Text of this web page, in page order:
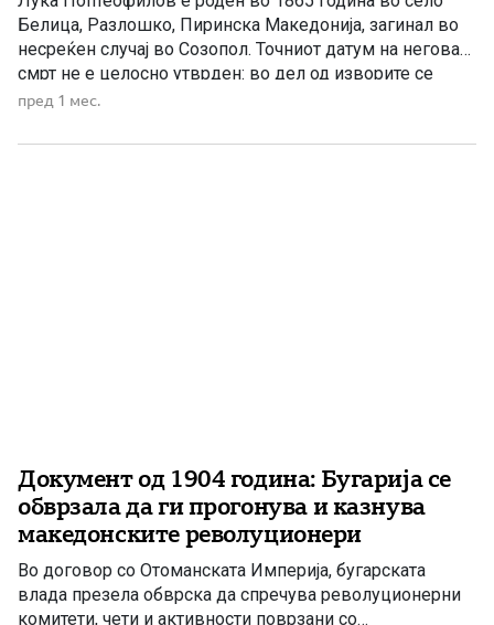
Белица, Разлошко, Пиринска Македонија, загинал во
несреќен случај во Созопол. Точниот датум на неговата
смрт не е целосно утврден: во дел од изворите се
наведува јуни 1911 година, а во други 20 октомври
кој ја ширеше македонската револуционерна […]
пред 1 мес.
Документ од 1904 година: Бугарија се
обврзала да ги прогонува и казнува
македонските револуционери
Во договор со Отоманската Империја, бугарската
влада презела обврска да спречува револуционерни
комитети, чети и активности поврзани со